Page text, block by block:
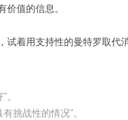
价值的信息。
试着用支持性的曼特罗取代
。
挑战性的情况"。